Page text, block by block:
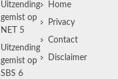
Uitzending
gemist op
NET 5
Uitzending
gemist op
SBS 6
Home
Privacy
Contact
Disclaimer